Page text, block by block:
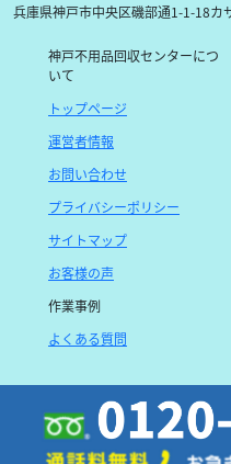
兵庫県神戸市中央区磯部通1-1-18カ
神戸不用品回収センターにつ
いて
トップページ
運営者情報
お問い合わせ
プライバシーポリシー
サイトマップ
お客様の声
作業事例
よくある質問